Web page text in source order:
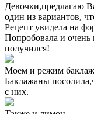
Девочки,предлагаю
один из вариантов,
Рецепт увидела на
Попробовала и очень
получился!
Моем и режим
Баклажаны
с них.